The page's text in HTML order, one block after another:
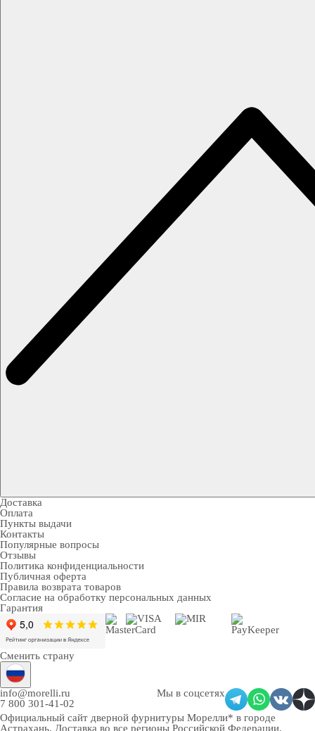
Доставка
Оплата
Пункты выдачи
Контакты
Популярные вопросы
Отзывы
Политика конфиденциальности
Публичная оферта
Правила возврата товаров
Согласие на обработку персональных данных
Гарантия
Сменить страну
info@morelli.ru
7 800 301-41-02
Мы в соцсетях
Официальный сайт дверной фурнитуры Морелли* в городе
Астрахань. Доставка во все регионы Российской Федерации.